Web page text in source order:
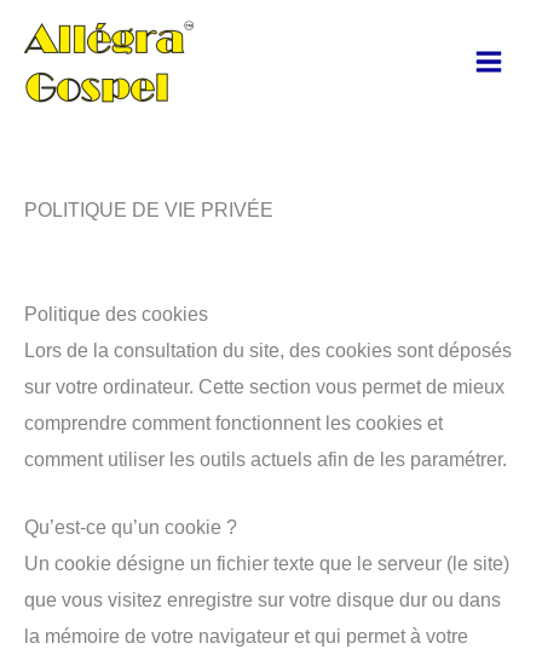
contenu
POLITIQUE DE VIE PRIVÉE
Politique des cookies
Lors de la consultation du site, des cookies sont déposés
sur votre ordinateur. Cette section vous permet de mieux
comprendre comment fonctionnent les cookies et
comment utiliser les outils actuels afin de les paramétrer.
Qu’est-ce qu’un cookie ?
Un cookie désigne un fichier texte que le serveur (le site)
que vous visitez enregistre sur votre disque dur ou dans
la mémoire de votre navigateur et qui permet à votre